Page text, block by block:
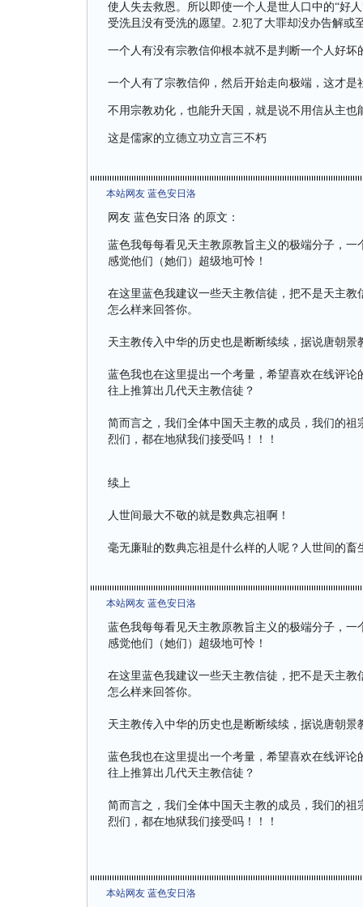
使人失去救恩。所以即使一个人是世人口中的“好
受洗且没有受洗的愿望。2.犯了大罪却没办告解或
一个人有没有宗教信仰根本就不是判断一个人好坏
一个人有了宗教信仰，然后开始走向极端，这才是
不用宗教劝化，也能升天国，就是说不用信从主
这是儒家的立德立功立言三不朽
本站网友 蓝色安日洛
网友 蓝色安日洛 的原文：
蓝色我每每看见天主教原教旨主义的极端分子，
感觉他们（她们）超级地可怜！
在这里蓝色我建议一些天主教信徒，把不是天主
怎么样来回答你。
天主教传入中华的历史也是断断续续，据说唐朝
蓝色我也在这里提出一个考量，希望喜欢在线评
往上推算出几代天主教信徒？
简而言之，我们全体中国天主教的成员，我们的
烈们，都在地狱我们接受吗！！！
续上
人世间最大不敬的就是数典忘祖啊！
毫无廉耻的数典忘祖是什么样的人呢？人世间的畜
本站网友 蓝色安日洛
蓝色我每每看见天主教原教旨主义的极端分子，
感觉他们（她们）超级地可怜！
在这里蓝色我建议一些天主教信徒，把不是天主
怎么样来回答你。
天主教传入中华的历史也是断断续续，据说唐朝
蓝色我也在这里提出一个考量，希望喜欢在线评
往上推算出几代天主教信徒？
简而言之，我们全体中国天主教的成员，我们的
烈们，都在地狱我们接受吗！！！
本站网友 蓝色安日洛